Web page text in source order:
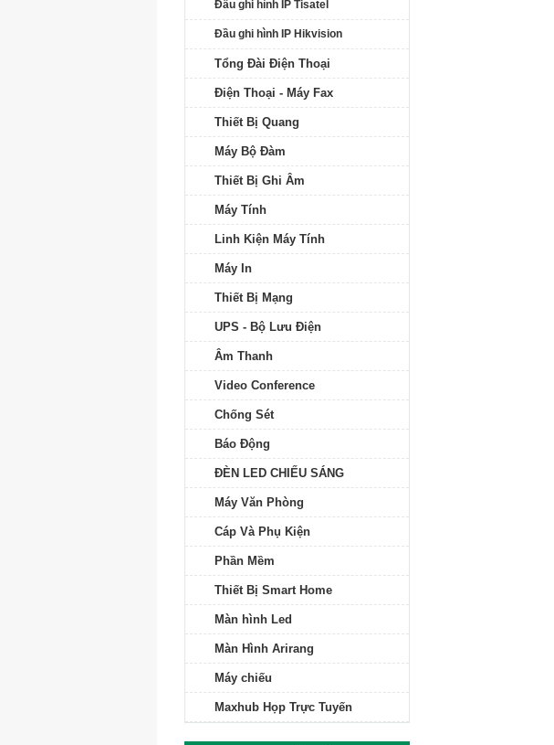
Đầu ghi hình IP Tisatel
Đầu ghi hình IP Hikvision
Tổng Đài Điện Thoại
Điện Thoại - Máy Fax
Thiết Bị Quang
Máy Bộ Đàm
Thiết Bị Ghi Âm
Máy Tính
Linh Kiện Máy Tính
Máy In
Thiết Bị Mạng
UPS - Bộ Lưu Điện
Âm Thanh
Video Conference
Chống Sét
Báo Động
ĐÈN LED CHIẾU SÁNG
Máy Văn Phòng
Cáp Và Phụ Kiện
Phần Mềm
Thiết Bị Smart Home
Màn hình Led
Màn Hình Arirang
Máy chiếu
Maxhub Họp Trực Tuyến